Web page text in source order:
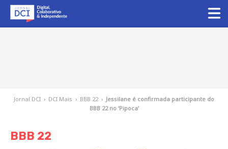
Jornal DCI › DCI Mais › BBB 22 › Jessilane é confirmada participante do
BBB 22 no ‘Pipoca’
BBB 22